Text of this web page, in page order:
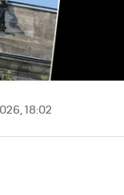
18:02